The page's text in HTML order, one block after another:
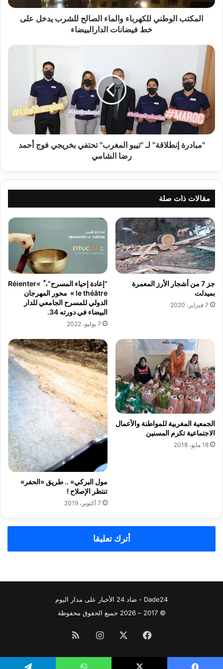
خط
فيضاناتالمكتب الوطني للكهرباء والماء الصالح للشرب يدخل على
خط فيضانات الدارالبيضاء
"مبادرة
إنطلاقة"
المغرب"
تحتفي
بخريجي
فوج
أحمد
"مبادرة إنطلاقة" لـ "تيبو المغرب" تحتفي بخريجي فوج أحمد
رضا الشامي
مقالات ذات صلة
جز 7 من أشجار الأرز المعمرة
بميدلت
7 فبراير، 2020
“إعادة إحياء المسرح”، ٌ »Réienter
le théâtre » محور المهرجان
الدولي للمسرح الجامعي للدار
البيضاء في دورته 34.
7 يوليو، 2022
الجمعية المغربية للمواطنة والأعمال
الاجتماعية تكرم المسنين
18 مايو، 2018
مول البركي» .. طريق «الحفر»
تنتظر الإصلاح !
7 أكتوبر، 2019
أترك تعليقا
Dade24 - ضاد 24 الأخبار على مدار اليوم
© 2017 – 2026 جميع الحقوق محفوظة
فيسبوك انستقرامملخص
الموقع